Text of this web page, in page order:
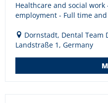
Healthcare and social
employment - Full time
Dornstadt, Dental Team
Landstraße 1, Germany